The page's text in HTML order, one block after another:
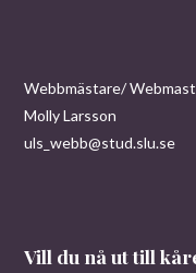
Webbmästare/
Molly Larsson
uls_webb@stud.slu.se
Vill du nå ut till